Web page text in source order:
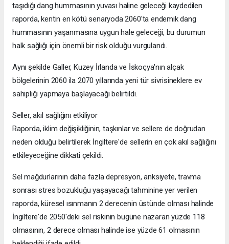
taşıdığı dang hummasının yuvası haline geleceği kaydedilen
raporda, kentin en kötü senaryoda 2060'ta endemik dang
hummasının yaşanmasına uygun hale geleceği, bu durumun
halk sağlığı için önemli bir risk olduğu vurgulandı.
Aynı şekilde Galler, Kuzey İrlanda ve İskoçya'nın alçak
bölgelerinin 2060 ila 2070 yıllarında yeni tür sivrisineklere ev
sahipliği yapmaya başlayacağı belirtildi.
Seller, akıl sağlığını etkiliyor
Raporda, iklim değişikliğinin, taşkınlar ve sellere de doğrudan
neden olduğu belirtilerek İngiltere'de sellerin en çok akıl sağlığını
etkileyeceğine dikkati çekildi.
Sel mağdurlarının daha fazla depresyon, anksiyete, travma
sonrası stres bozukluğu yaşayacağı tahminine yer verilen
raporda, küresel ısınmanın 2 derecenin üstünde olması halinde
İngiltere'de 2050'deki sel riskinin bugüne nazaran yüzde 118
olmasının, 2 derece olması halinde ise yüzde 61 olmasının